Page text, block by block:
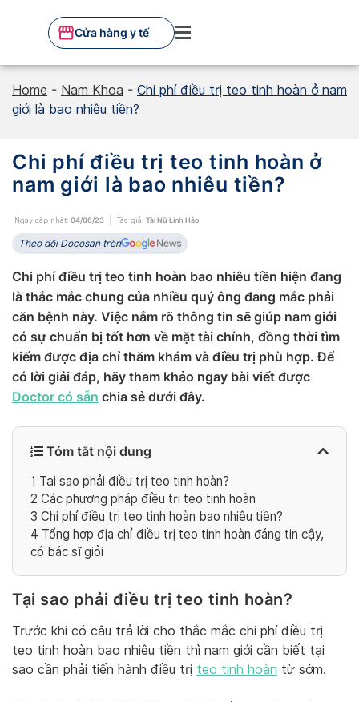
Cửa hàng y tế
Home - Nam Khoa - Chi phí điều trị teo tinh hoàn ở nam
giới là bao nhiêu tiền?
Chi phí điều trị teo tinh hoàn ở
nam giới là bao nhiêu tiền?
Ngày cập nhật: 04/06/23 Tác giả: Tài Nữ Linh Hảo
Theo dõi Docosan trên
Chi phí điều trị teo tinh hoàn bao nhiêu tiền hiện đang
là thắc mắc chung của nhiều quý ông đang mắc phải
căn bệnh này. Việc nắm rõ thông tin sẽ giúp nam giới
có sự chuẩn bị tốt hơn về mặt tài chính, đồng thời tìm
kiếm được địa chỉ thăm khám và điều trị phù hợp. Để
có lời giải đáp, hãy tham khảo ngay bài viết được
Doctor có sẵn chia sẻ dưới đây.
Tóm tắt nội dung
1 Tại sao phải điều trị teo tinh hoàn?
2 Các phương pháp điều trị teo tinh hoàn
3 Chi phí điều trị teo tinh hoàn bao nhiêu tiền?
4 Tổng hợp địa chỉ điều trị teo tinh hoàn đáng tin cậy,
có bác sĩ giỏi
Tại sao phải điều trị teo tinh hoàn?
Trước khi có câu trả lời cho thắc mắc chi phí điều trị
teo tinh hoàn bao nhiêu tiền thì nam giới cần biết tại
sao cần phải tiến hành điều trị teo tinh hoàn từ sớm.